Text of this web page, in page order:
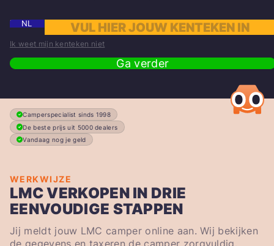
NL
Ik weet mijn kenteken niet
Ga verder
Camperspecialist sinds 1998
De beste prijs uit 5000 dealers
Vandaag nog je geld
WERKWIJZE
LMC VERKOPEN IN DRIE
EENVOUDIGE STAPPEN
Jij meldt jouw LMC camper online aan. Wij bekijken